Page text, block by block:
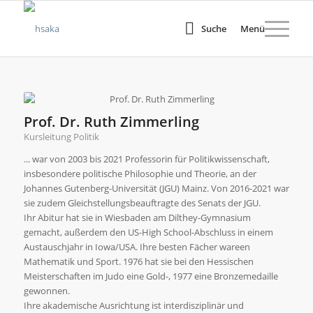
Suche Menü
Prof. Dr. Ruth Zimmerling
Kursleitung Politik
... war von 2003 bis 2021 Professorin für Politikwissenschaft,
insbesondere politische Philosophie und Theorie, an der
Johannes Gutenberg-Universität (JGU) Mainz. Von 2016-2021 war
sie zudem Gleichstellungsbeauftragte des Senats der JGU.
Ihr Abitur hat sie in Wiesbaden am Dilthey-Gymnasium
gemacht, außerdem den US-High School-Abschluss in einem
Austauschjahr in Iowa/USA. Ihre besten Fächer wareen
Mathematik und Sport. 1976 hat sie bei den Hessischen
Meisterschaften im Judo eine Gold-, 1977 eine Bronzemedaille
gewonnen.
Ihre akademische Ausrichtung ist interdisziplinär und